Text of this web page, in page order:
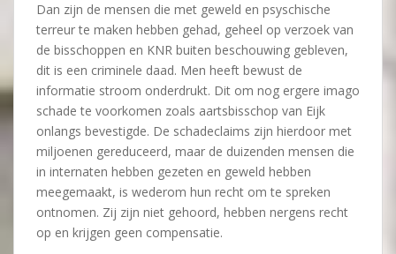
Dan zijn de mensen die met geweld en psyschische
terreur te maken hebben gehad, geheel op verzoek van
de bisschoppen en KNR buiten beschouwing gebleven,
dit is een criminele daad. Men heeft bewust de
informatie stroom onderdrukt. Dit om nog ergere imago
schade te voorkomen zoals aartsbisschop van Eijk
onlangs bevestigde. De schadeclaims zijn hierdoor met
miljoenen gereduceerd, maar de duizenden mensen die
in internaten hebben gezeten en geweld hebben
meegemaakt, is wederom hun recht om te spreken
ontnomen. Zij zijn niet gehoord, hebben nergens recht
op en krijgen geen compensatie.